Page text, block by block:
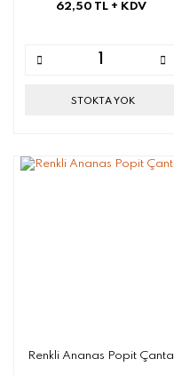
62,50 TL + KDV
STOKTA YOK
Renkli Ananas Popit Çanta